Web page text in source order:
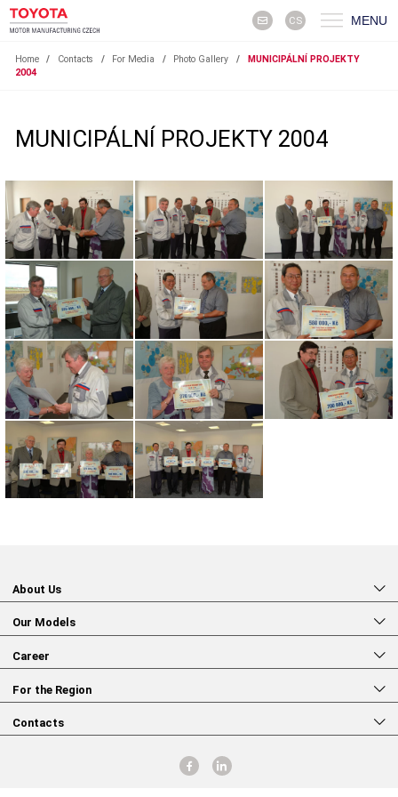
CS MENU
Home / Contacts / For Media / Photo Gallery /
MUNICIPÁLNÍ PROJEKTY
2004
MUNICIPÁLNÍ PROJEKTY 2004
About Us
Our Models
Career
For the Region
Contacts